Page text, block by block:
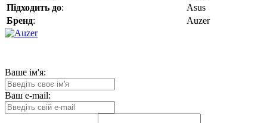
Підходить до:
Asus
Бренд: Auzer
Ваше ім'я:
Ваш e-mail: